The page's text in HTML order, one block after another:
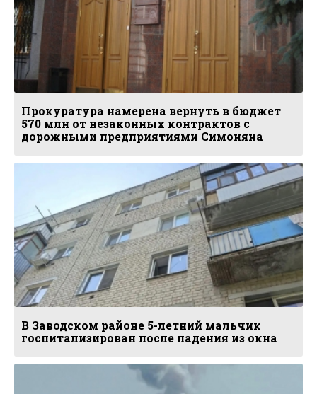
Прокуратура намерена вернуть в бюджет
570 млн от незаконных контрактов с
дорожными предприятиями Симоняна
В Заводском районе 5-летний мальчик
госпитализирован после падения из окна